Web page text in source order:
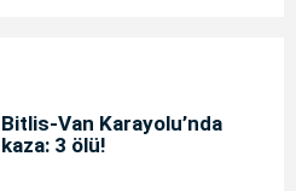
Bitlis-Van Karayolu’nda
kaza: 3 ölü!